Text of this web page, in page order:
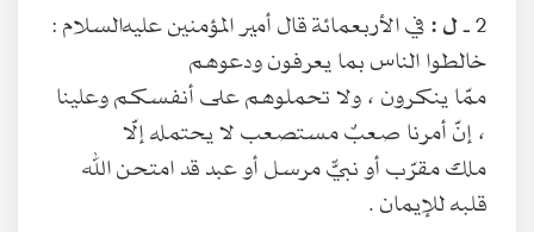
2 ـ ل :في الأربعمائة قال أمير المؤمنين عليه‌السلام :
خالطوا الناس بما يعرفون ودعوهم
ممّا ينكرون ، ولا تحملوهم على أنفسكم وعلينا
، إنّ أمرنا صعبٌ مستصعب لا يحتمله إلّا
ملك مقرّب أو نبيٌّ مرسل أو عبد قد امتحن الله
قلبه للإيمان .